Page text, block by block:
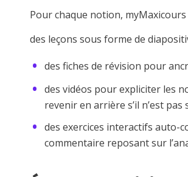
Pour chaque notion,
des leçons sous forme de
des fiches de révision pour
des vidéos pour expliciter les
revenir en arrière s’il n’est pas
des exercices interactifs auto-
commentaire reposant sur